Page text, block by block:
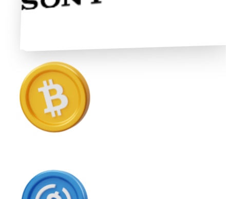
ETH